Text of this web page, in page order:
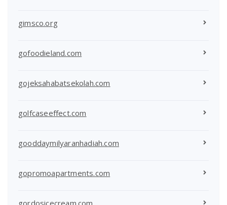
gimsco.org
gofoodieland.com
gojeksahabatsekolah.com
golfcaseeffect.com
gooddaymilyaranhadiah.com
gopromoapartments.com
gordosicecream.com